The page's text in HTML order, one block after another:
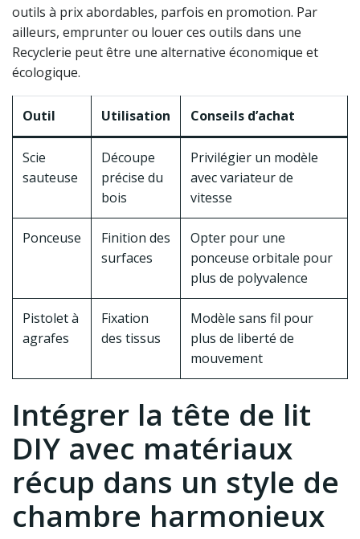
outils à prix abordables, parfois en promotion. Par
ailleurs, emprunter ou louer ces outils dans une
Recyclerie peut être une alternative économique et
écologique.
Outil Utilisation Conseils d’achat
Scie
sauteuse
Découpe
précise du
bois
Privilégier un modèle
avec variateur de
vitesse
Ponceuse
Finition des
surfaces
Opter pour une
ponceuse orbitale pour
plus de polyvalence
Pistolet à
agrafes
Fixation
des tissus
Modèle sans fil pour
plus de liberté de
mouvement
Intégrer la tête de lit
DIY avec matériaux
récup dans un style de
chambre harmonieux